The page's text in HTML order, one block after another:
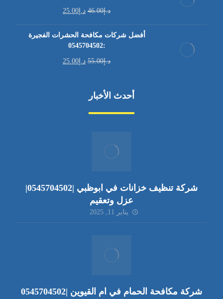
د.إ46.00 د.إ 25.00
أفضل شركات مكافحة الحشرات الفجيرة
:0545704502
د.إ55.00 د.إ 25.00
أحدث الأخبار
شركة تنظيف خزانات في ابوظبي |0545704502|
عزل وتعقيم
يناير 11, 2025
شركة مكافحة الحمام في ام القيوين |0545704502